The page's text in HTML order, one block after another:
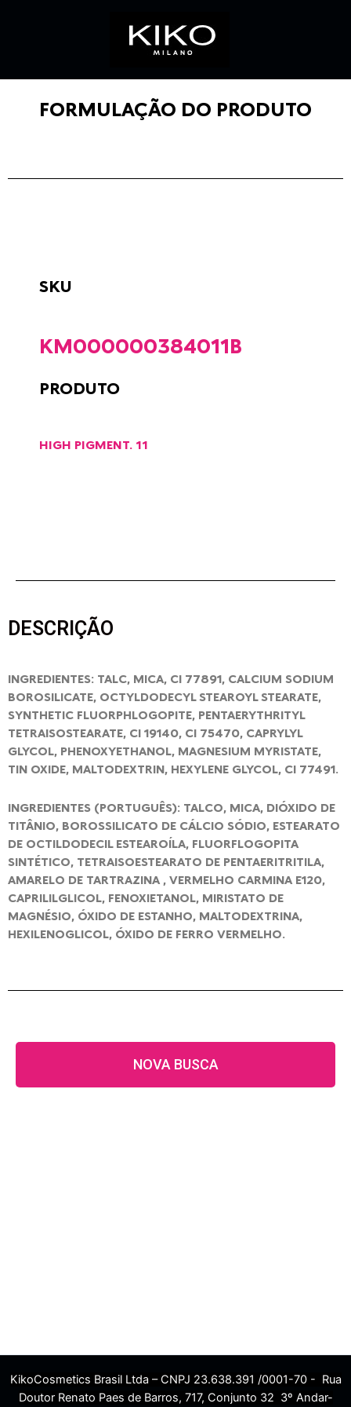
FORMULAÇÃO DO PRODUTO
SKU
KM000000384011B
PRODUTO
HIGH PIGMENT. 11
DESCRIÇÃO
INGREDIENTES: TALC, MICA, CI 77891, CALCIUM SODIUM
BOROSILICATE, OCTYLDODECYL STEAROYL STEARATE,
SYNTHETIC FLUORPHLOGOPITE, PENTAERYTHRITYL
TETRAISOSTEARATE, CI 19140, CI 75470, CAPRYLYL
GLYCOL, PHENOXYETHANOL, MAGNESIUM MYRISTATE,
TIN OXIDE, MALTODEXTRIN, HEXYLENE GLYCOL, CI 77491.
INGREDIENTES (PORTUGUÊS): TALCO, MICA, DIÓXIDO DE
TITÂNIO, BOROSSILICATO DE CÁLCIO SÓDIO, ESTEARATO
DE OCTILDODECIL ESTEAROÍLA, FLUORFLOGOPITA
SINTÉTICO, TETRAISOESTEARATO DE PENTAERITRITILA,
AMARELO DE TARTRAZINA , VERMELHO CARMINA E120,
CAPRILILGLICOL, FENOXIETANOL, MIRISTATO DE
MAGNÉSIO, ÓXIDO DE ESTANHO, MALTODEXTRINA,
HEXILENOGLICOL, ÓXIDO DE FERRO VERMELHO.
NOVA BUSCA
KikoCosmetics Brasil Ltda – CNPJ 23.638.391 /0001-70 - Rua
Doutor Renato Paes de Barros, 717, Conjunto 32 3º Andar-